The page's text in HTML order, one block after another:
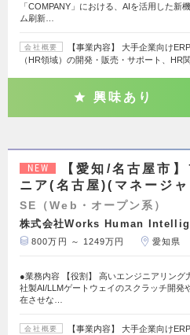
「COMPANY」における、AIを活用した新
ム刷新…
会社概要
【事業内容】 大手企業向け
（HR領域）の開発・販売・サポート、HR
興味あり
NEW
【愛知/名古屋市
ニア(名古屋)(マネージ
SE（Web・オープン系）
株式会社Works Human
800万円 ～ 1249万円 愛知県
●業務内容 【役割】 高いエンジニアリング
社製AI/LLMゲートウェイのスクラッチ開発
在させな…
会社概要
【事業内容】 大手企業向け